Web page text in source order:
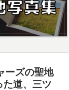
ーズの聖地
た道、三ツ